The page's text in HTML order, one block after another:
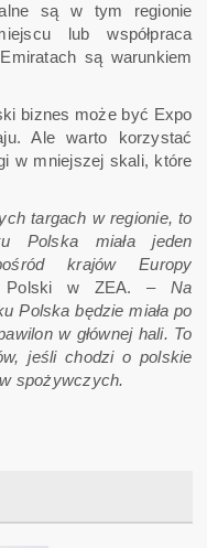
są w tym regionie
lub współpraca
są warunkiem
biznes może być Expo
Ale warto korzystać
w mniejszej skali, które
targach w regionie, to
Polska miała jeden
krajów Europy
Polski w ZEA. –Na
Polska będzie miała po
w głównej hali. To
jeśli chodzi o polskie
spożywczych.